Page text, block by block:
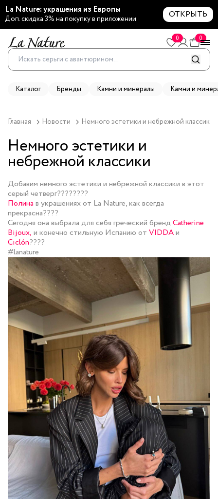
La Nature: украшения из Европы
Доп. скидка 3% на покупку в приложении ОТКРЫТЬ
0 0
Каталог Бренды Камни и минералы Камни и
Главная Новости Немного эстетики и небрежной классики
Немного эстетики и
небрежной классики
Добавим немного эстетики и небрежной классики в этот
серый четверг????????
Полина в украшениях от La Nature, как всегда
прекрасна????
Сегодня она выбрала для себя греческий бренд Catherine
Bijoux, и конечно стильную Испанию от VIDDAи
Ciclón????
#lanature